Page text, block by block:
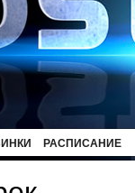
РАСПИСАНИЕ